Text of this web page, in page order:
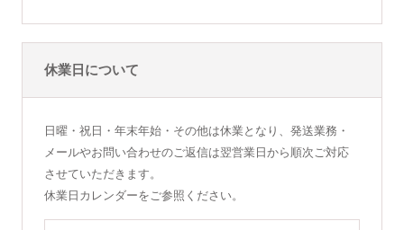
休業日について
日曜・祝日・年末年始・その他は休業となり、発送業務・
メールやお問い合わせのご返信は翌営業日から順次ご対応
させていただきます。
休業日カレンダーをご参照ください。